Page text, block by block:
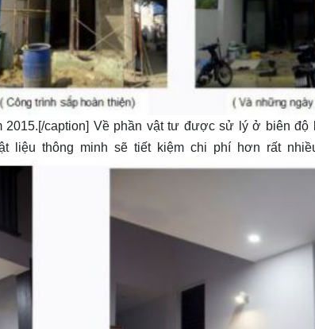
caption] Về phần vật tư được sử lý ở biên độ
liệu thông minh sẽ tiết kiệm chi phí hơn rất